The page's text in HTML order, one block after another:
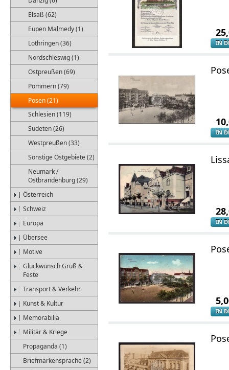
Elsaß (62)
Eupen Malmedy (1)
Lothringen (36)
Nordschleswig (1)
Ostpreußen (69)
Pommern (79)
Posen (21)
Schlesien (119)
Sudeten (26)
Westpreußen (33)
Sonstige Ostgebiete (2)
Neumark /
Ostbrandenburg (29)
Österreich
Schweiz
Europa
Übersee
Motive
Glückwunsch Gruß &
Feste
Transport & Verkehr
Kunst & Kultur
Memorabilia
Militär & Kriege
Propaganda (1)
Briefmarkensprache (2)
IN
IN
IN
IN